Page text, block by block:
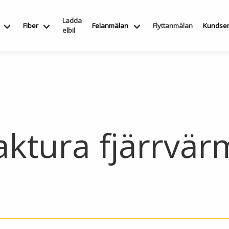
Fiber
Ladda
elbil
Felanmälan Flyttanmälan